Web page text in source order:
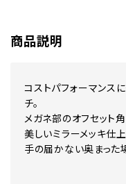
商品説明
コストパフォーマンス
チ。
メガネ部のオフセット角
美しいミラーメッキ仕上
手の届かない奥まった